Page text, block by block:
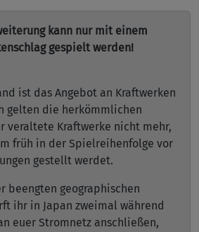
kann nur mit einem
gespielt werden!
ist das Angebot an Kraftwerken
gelten die herkömmlichen
veraltete Kraftwerke nicht mehr,
früh in der Spielreihenfolge vor
gestellt werdet.
beengten geographischen
ihr in Japan zweimal während
euer Stromnetz anschließen,